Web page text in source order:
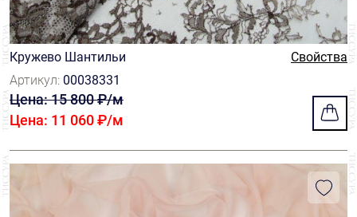
Кружево Шантильи
Свойства
Артикул: 00038331
Цена: 15 800 ₽/м
Цена: 11 060 ₽/м